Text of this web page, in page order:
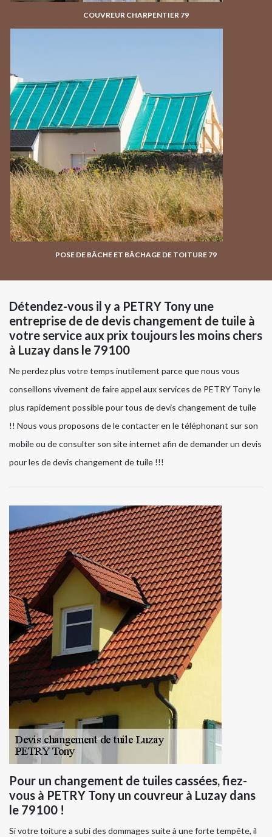
COUVREUR CHARPENTIER 79
POSE DE BÂCHE ET BÂCHAGE DE TOITURE 79
Détendez-vous il y a PETRY Tony une
entreprise de de devis changement de tuile à
votre service aux prix toujours les moins chers
à Luzay dans le 79100
Ne perdez plus votre temps inutilement parce que nous vous
conseillons vivement de faire appel aux services de PETRY Tony le
plus rapidement possible pour tous de devis changement de tuile
!! Nous vous proposons de le contacter en le téléphonant sur son
mobile ou de consulter son site internet afin de demander un devis
pour les de devis changement de tuile !!!
Pour un changement de tuiles cassées, fiez-
vous à PETRY Tony un couvreur à Luzay dans
le 79100 !
Si votre toiture a subi des dommages suite à une forte tempête, il